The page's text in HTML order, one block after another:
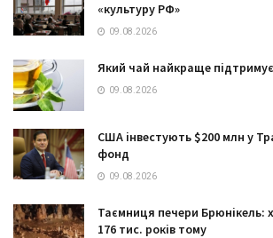
«культуру РФ»
09.08.2026
Який чай найкраще підтримує
09.08.2026
США інвестують $200 млн у
фонд
09.08.2026
Таємниця печери Брюнікель:
176 тис. років тому